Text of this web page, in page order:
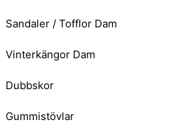
Sandaler / Tofflor Dam
Vinterkängor Dam
Dubbskor
Gummistövlar